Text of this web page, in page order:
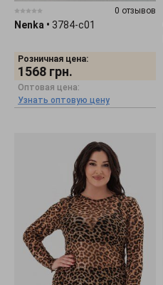
0 отзывов
Nenka • 3784-c01
Розничная цена:
1568 грн.
Оптовая цена:
Узнать оптовую цену